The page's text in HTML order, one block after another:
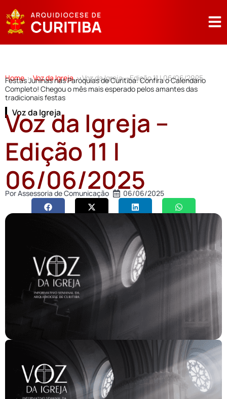
Home > Voz da Igreja > Voz da Igreja – Edição 11 | 06/06/2025
Festas Juninas nas Paróquias de Curitiba: Confira o Calendário
Completo! Chegou o mês mais esperado pelos amantes das
tradicionais festas
Voz da Igreja
Voz da Igreja –
Edição 11 |
06/06/2025
PorAssessoria de Comunicação 06/06/2025